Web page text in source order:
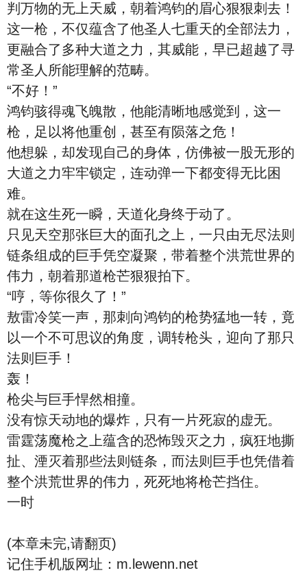
判万物的无上天威，朝着鸿钧的眉心狠狠刺去！
这一枪，不仅蕴含了他圣人七重天的全部法力，
更融合了多种大道之力，其威能，早已超越了寻
常圣人所能理解的范畴。
“不好！”
鸿钧骇得魂飞魄散，他能清晰地感觉到，这一
枪，足以将他重创，甚至有陨落之危！
他想躲，却发现自己的身体，仿佛被一股无形的
大道之力牢牢锁定，连动弹一下都变得无比困
难。
就在这生死一瞬，天道化身终于动了。
只见天空那张巨大的面孔之上，一只由无尽法则
链条组成的巨手凭空凝聚，带着整个洪荒世界的
伟力，朝着那道枪芒狠狠拍下。
“哼，等你很久了！”
敖雷冷笑一声，那刺向鸿钧的枪势猛地一转，竟
以一个不可思议的角度，调转枪头，迎向了那只
法则巨手！
轰！
枪尖与巨手悍然相撞。
没有惊天动地的爆炸，只有一片死寂的虚无。
雷霆荡魔枪之上蕴含的恐怖毁灭之力，疯狂地撕
扯、湮灭着那些法则链条，而法则巨手也凭借着
整个洪荒世界的伟力，死死地将枪芒挡住。
一时
(本章未完,请翻页)
记住手机版网址：m.lewenn.net